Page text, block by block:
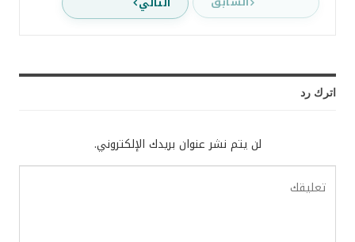
اترك رد
لن يتم نشر عنوان بريدك الإلكتروني.